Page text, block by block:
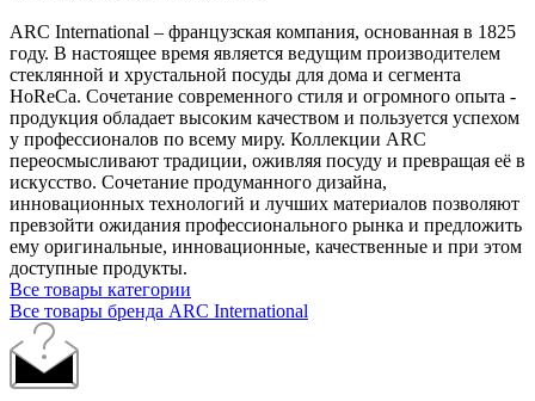
ARC International – французская компания, основанная в 1825
году. В настоящее время является ведущим производителем
стеклянной и хрустальной посуды для дома и сегмента
HoReCa. Сочетание современного стиля и огромного опыта -
продукция обладает высоким качеством и пользуется успехом
у профессионалов по всему миру. Коллекции ARC
переосмысливают традиции, оживляя посуду и превращая её в
искусство. Сочетание продуманного дизайна,
инновационных технологий и лучших материалов позволяют
превзойти ожидания профессионального рынка и предложить
ему оригинальные, инновационные, качественные и при этом
доступные продукты.
Все товары категории
Все товары бренда ARC International